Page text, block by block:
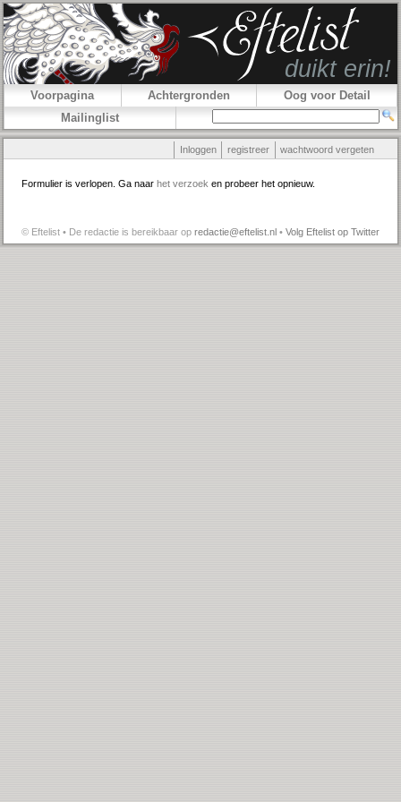
Voorpagina Achtergronden
Oog voor Detail
Mailinglist
Inloggen registreer wachtwoord vergeten
Formulier is verlopen. Ga naar het verzoek en probeer het opnieuw.
© Eftelist • De redactie is bereikbaar op redactie@eftelist.nl • Volg Eftelist op Twitter